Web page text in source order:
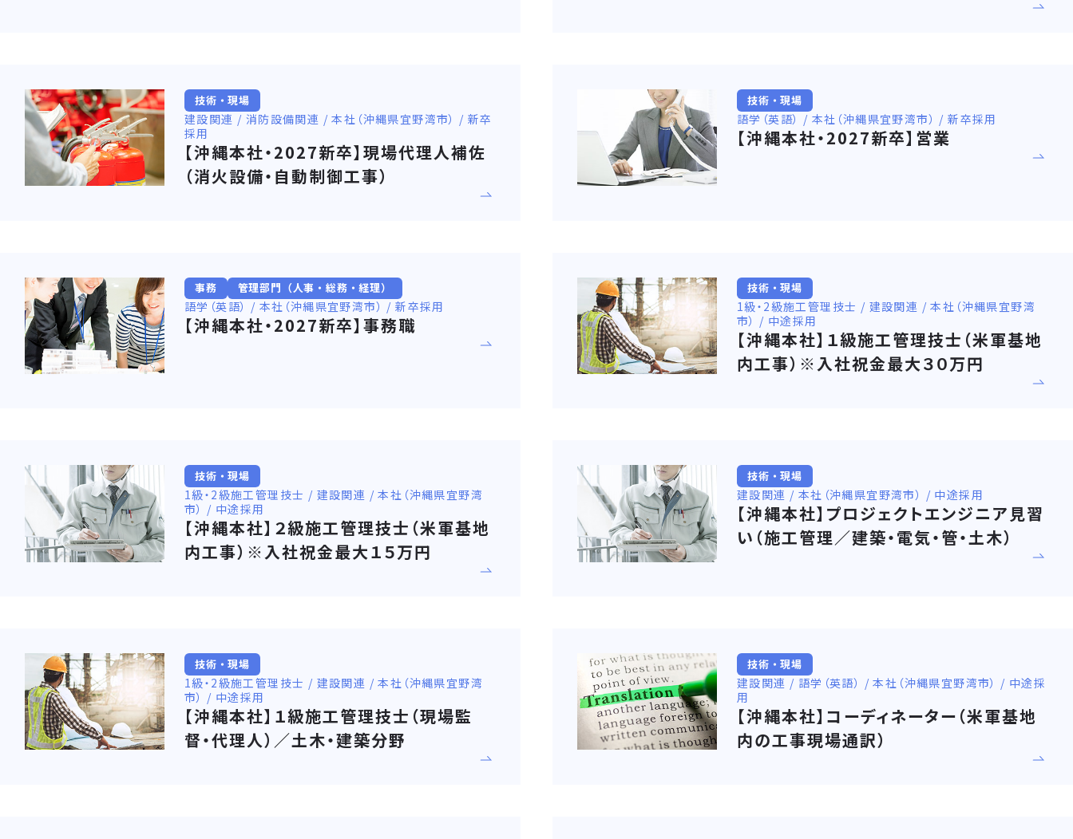
技術・現場
建設関連 / 消防設備関連 / 本社（沖縄県宜野湾市） / 新卒
採用
【沖縄本社・2027新卒】現場代理人補佐
（消火設備・自動制御工事）
技術・現場
語学（英語） / 本社（沖縄県宜野湾市） / 新卒採用
【沖縄本社・2027新卒】営業
事務 管理部門（人事・総務・経理）
語学（英語） / 本社（沖縄県宜野湾市） / 新卒採用
【沖縄本社・2027新卒】事務職
技術・現場
1級・2級施工管理技士 / 建設関連 / 本社（沖縄県宜野湾
市） / 中途採用
【沖縄本社】１級施工管理技士（米軍基地
内工事）※入社祝金最大３０万円
技術・現場
1級・2級施工管理技士 / 建設関連 / 本社（沖縄県宜野湾
市） / 中途採用
【沖縄本社】２級施工管理技士（米軍基地
内工事）※入社祝金最大１５万円
技術・現場
建設関連 / 本社（沖縄県宜野湾市） / 中途採用
【沖縄本社】プロジェクトエンジニア見習
い（施工管理／建築・電気・管・土木）
技術・現場
1級・2級施工管理技士 / 建設関連 / 本社（沖縄県宜野湾
市） / 中途採用
【沖縄本社】１級施工管理技士（現場監
督・代理人）／土木・建築分野
技術・現場
建設関連 / 語学（英語） / 本社（沖縄県宜野湾市） / 中途採
用
【沖縄本社】コーディネーター（米軍基地
内の工事現場通訳）